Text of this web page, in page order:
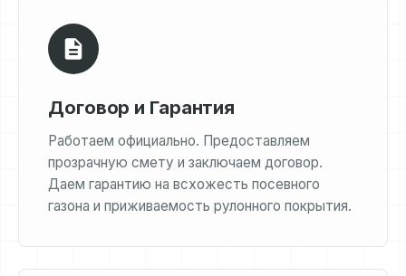
Договор и Гарантия
Работаем официально. Предоставляем
прозрачную смету и заключаем договор.
Даем гарантию на всхожесть посевного
газона и приживаемость рулонного покрытия.